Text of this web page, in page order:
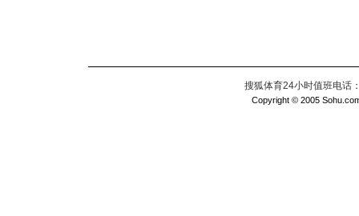
搜狐体育24小时值班电话
Copyright © 2005